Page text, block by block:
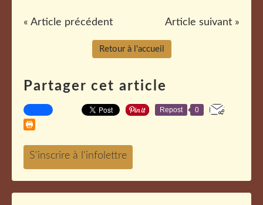
« Article précédent Article suivant »
Retour à l'accueil
Partager cet article
Repost 0